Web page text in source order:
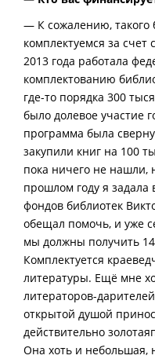
— К сожалению,
комплектуемся за
2013 года работала
комплектованию
где-то порядка 300
было долевое участие
программа была
закупили книг на 100
пока ничего не нашли,
прошлом году я задала
фондов библиотек
обещал помочь, и уже
мы должны получить
Комплектуется
литературы. Ещё мне
литераторов-
открытой душой
действительно
Она хоть и небольшая,